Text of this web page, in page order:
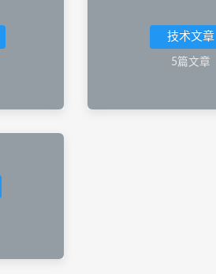
技术文章
5篇文章